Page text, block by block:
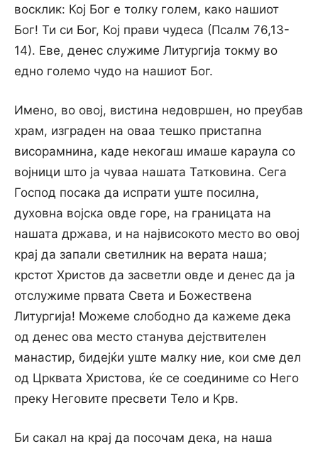
восклик: Кој Бог е толку голем, како нашиот
Бог! Ти си Бог, Кој прави чудеса (Псалм 76,13-
14). Еве, денес служиме Литургија токму во
едно големо чудо на нашиот Бог.
Имено, во овој, вистина недовршен, но преубав
храм, изграден на оваа тешко пристапна
висорамнина, каде некогаш имаше караула со
војници што ја чуваа нашата Татковина. Сега
Господ посака да испрати уште посилна,
духовна војска овде горе, на границата на
нашата држава, и на највисокото место во овој
крај да запали светилник на верата наша;
крстот Христов да засветли овде и денес да ја
отслужиме првата Света и Божествена
Литургија! Можеме слободно да кажеме дека
од денес ова место станува дејствителен
манастир, бидејќи уште малку ние, кои сме дел
од Црквата Христова, ќе се соединиме со Него
преку Неговите пресвети Тело и Крв.
Би сакал на крај да посочам дека, на наша